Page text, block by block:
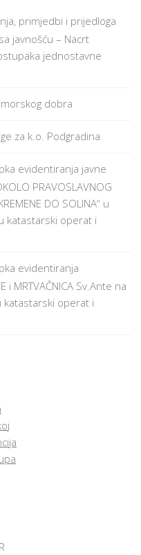
primjedbi i prijedloga
javnošću – Nacrt
jednostavne
dobra
za k.o. Podgradina
evidentiranja javne
PRAVOSLAVNOG
DO SOLINA“ u
katastarski operat i
evidentiranja
MRTVAČNICA Sv.Ante na
katastarski operat i